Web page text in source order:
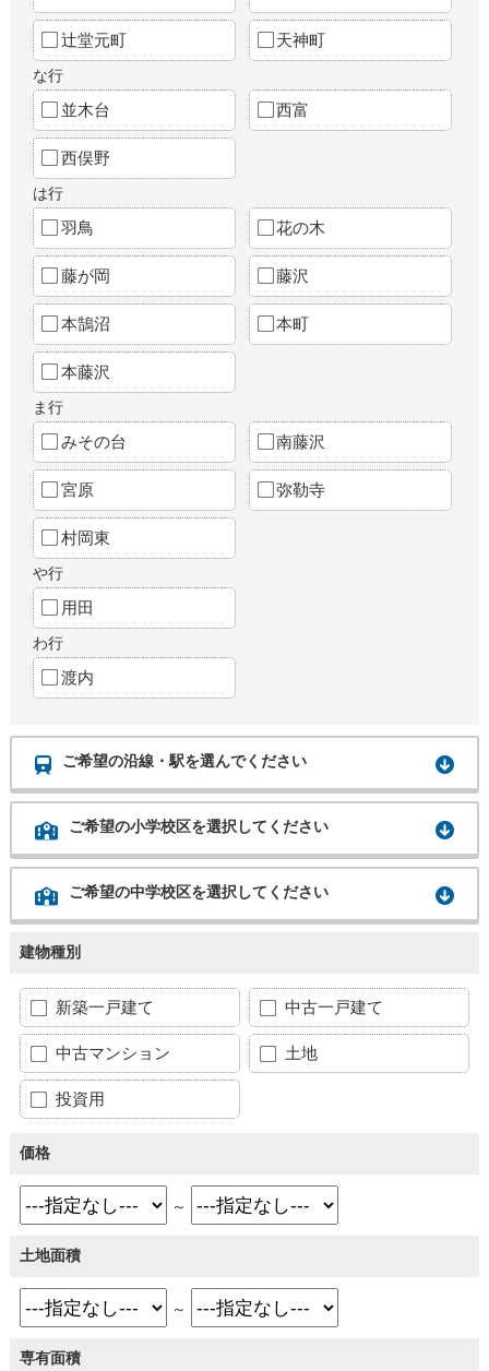
辻堂元町 天神町
な行
並木台 西富
西俣野
は行
羽鳥 花の木
藤が岡 藤沢
本鵠沼 本町
本藤沢
ま行
みその台 南藤沢
宮原 弥勒寺
村岡東
や行
用田
わ行
渡内
ご希望の沿線・駅を選んでください
ご希望の小学校区を選択してください
ご希望の中学校区を選択してください
建物種別
新築一戸建て 中古一戸建て
中古マンション 土地
投資用
価格
～
土地面積
～
専有面積